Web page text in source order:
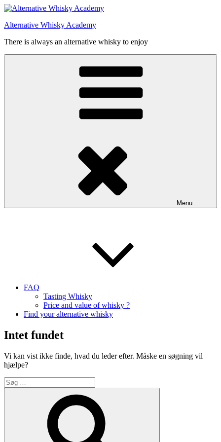
Videre
indhold
Alternative Whisky Academy
There is always an alternative whisky to enjoy
Menu
FAQ
Tasting Whisky
Price and value of whisky ?
Find your alternative whisky
Intet fundet
Vi kan vist ikke finde, hvad du leder efter. Måske en søgning vil
hjælpe?
Søg
efter: